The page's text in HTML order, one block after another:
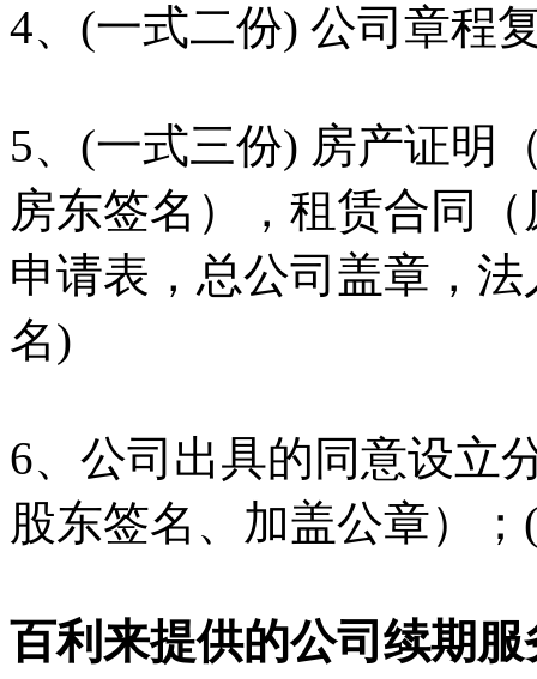
4、(一式二份) 公司章程
5、(一式三份) 房产证明
房东签名），租赁合同
申请表，总公司盖章，
名)
6、公司出具的同意设立
股东签名、加盖公章）
百利来提供的公司续期